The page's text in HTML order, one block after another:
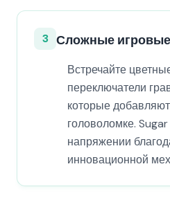
3 Сложные
Встречайте
переключатели
которые
головоломке.
напряжении
инновационной